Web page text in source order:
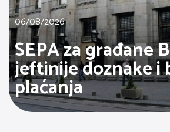
06/08/2026
SEPA za građane
jeftinije doznake i
plaćanja